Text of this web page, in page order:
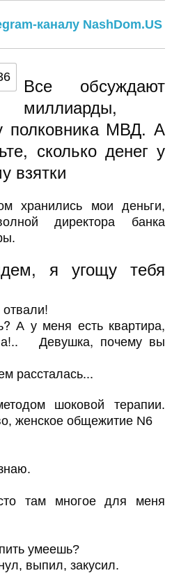
каналу NashDom.US
Все обсуждают
миллиарды,
полковника МВД. А
сколько денег у
взятки
хранились мои деньги,
директора банка
я угощу тебя
А у меня есть квартира,
Девушка, почему вы
рассталась...
шоковой терапии.
женское общежитие N6
там многое для меня
умеешь?
выпил, закусил.